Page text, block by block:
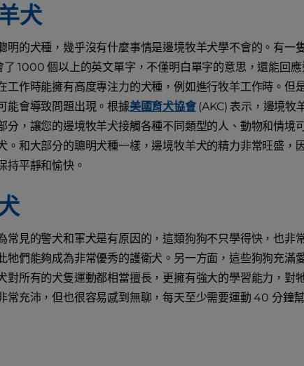
犬
明的犬種，幾乎沒有什麼事情是邊境牧羊犬學不會的。有一
了 1000 個以上的英文單字，不僅明白單字的意思，還能回
工作時能擁有高度專注力的犬種，例如進行牧羊工作時。但
能會導致問題出現。根據美國育犬協會(AKC) 表示，邊境牧
分，讓您的邊境牧羊犬接觸各種不同類型的人、動物和情境
。和大部分的聰明犬種一樣，邊境牧羊犬的精力非常旺盛，
持平靜和愉快。
常見的警犬和軍犬是有原因的，這類狗狗不只學得快，也非
牠們能夠成為非常優秀的護衛犬。另一方面，這些狗狗充滿
對所有的犬隻運動都相當擅長，更擁有強大的學習能力，對
常充沛，但也很容易感到無聊，每天至少需要運動 40 分鐘